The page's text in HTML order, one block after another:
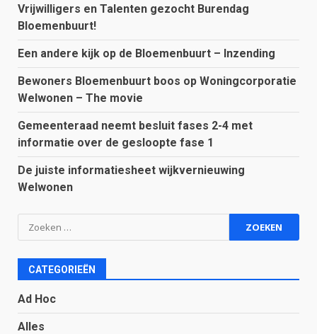
Vrijwilligers en Talenten gezocht Burendag
Bloemenbuurt!
Een andere kijk op de Bloemenbuurt – Inzending
Bewoners Bloemenbuurt boos op Woningcorporatie
Welwonen – The movie
Gemeenteraad neemt besluit fases 2-4 met
informatie over de gesloopte fase 1
De juiste informatiesheet wijkvernieuwing
Welwonen
Zoeken
naar:
CATEGORIEËN
Ad Hoc
Alles